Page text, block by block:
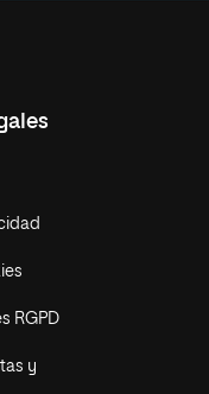
RGPD
y